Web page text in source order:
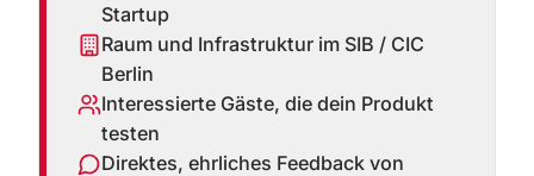
Startup
Raum und Infrastruktur im SIB / CIC
Berlin
Interessierte Gäste, die dein Produkt
testen
Direktes, ehrliches Feedback von